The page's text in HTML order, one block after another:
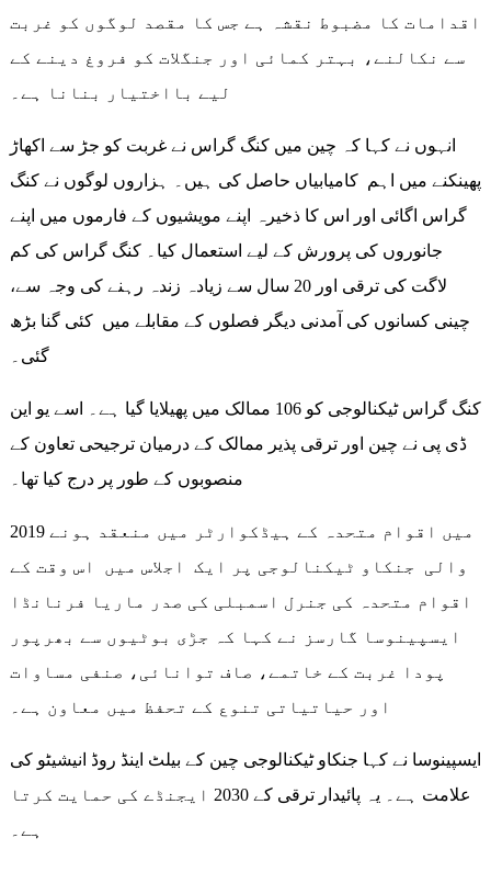
اقدامات کا مضبوط نقشہ ہے جس کا مقصد لوگوں کو غربت
سے نکالنے، بہتر کمائی اور جنگلات کو فروغ دینے کے
لیے بااختیار بنانا ہے۔
انہوں نے کہا کہ چین میں کنگ گراس نے غربت کو جڑ سے اکھاڑ
پھینکنے میں اہم کامیابیاں حاصل کی ہیں۔ ہزاروں لوگوں نے کنگ
گراس اگائی اور اس کا ذخیرہ اپنے مویشیوں کے فارموں میں اپنے
جانوروں کی پرورش کے لیے استعمال کیا۔ کنگ گراس کی کم
لاگت کی ترقی اور 20 سال سے زیادہ زندہ رہنے کی وجہ سے،
چینی کسانوں کی آمدنی دیگر فصلوں کے مقابلے میں کئی گنا بڑھ
گئی۔
کنگ گراس ٹیکنالوجی کو 106 ممالک میں پھیلایا گیا ہے۔ اسے یو این
ڈی پی نے چین اور ترقی پذیر ممالک کے درمیان ترجیحی تعاون کے
منصوبوں کے طور پر درج کیا تھا۔
2019 میں اقوام متحدہ کے ہیڈکوارٹر میں منعقد ہونے
والی جنکاو ٹیکنالوجی پر ایک اجلاس میں اس وقت کے
اقوام متحدہ کی جنرل اسمبلی کی صدر ماریا فرنانڈا
ایسپینوسا گارسز نے کہا کہ جڑی بوٹیوں سے بھرپور
پودا غربت کے خاتمے، صاف توانائی، صنفی مساوات
اور حیاتیاتی تنوع کے تحفظ میں معاون ہے۔
ایسپینوسا نے کہا جنکاو ٹیکنالوجی چین کے بیلٹ اینڈ روڈ انیشیٹو کی
علامت ہے۔ یہ پائیدار ترقی کے 2030 ایجنڈے کی حمایت کرتا